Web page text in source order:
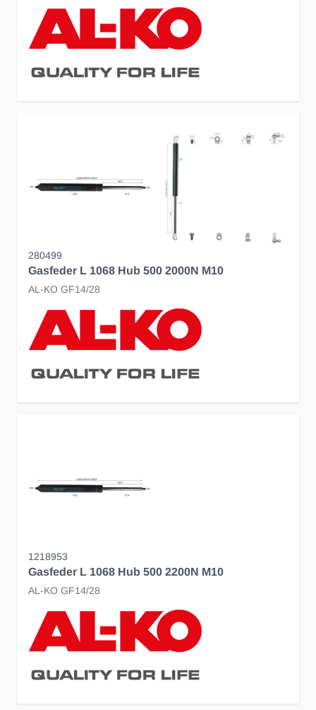
280499
Gasfeder L 1068 Hub 500 2000N M10
AL-KO GF14/28
1218953
Gasfeder L 1068 Hub 500 2200N M10
AL-KO GF14/28